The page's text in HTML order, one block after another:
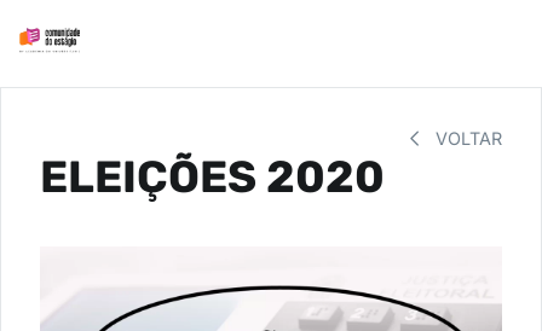
VOLTAR
ELEIÇÕES 2020